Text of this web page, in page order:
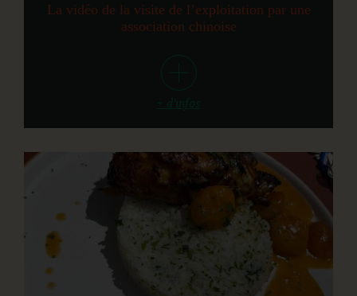
La vidéo de la visite de l’exploitation par une
association chinoise